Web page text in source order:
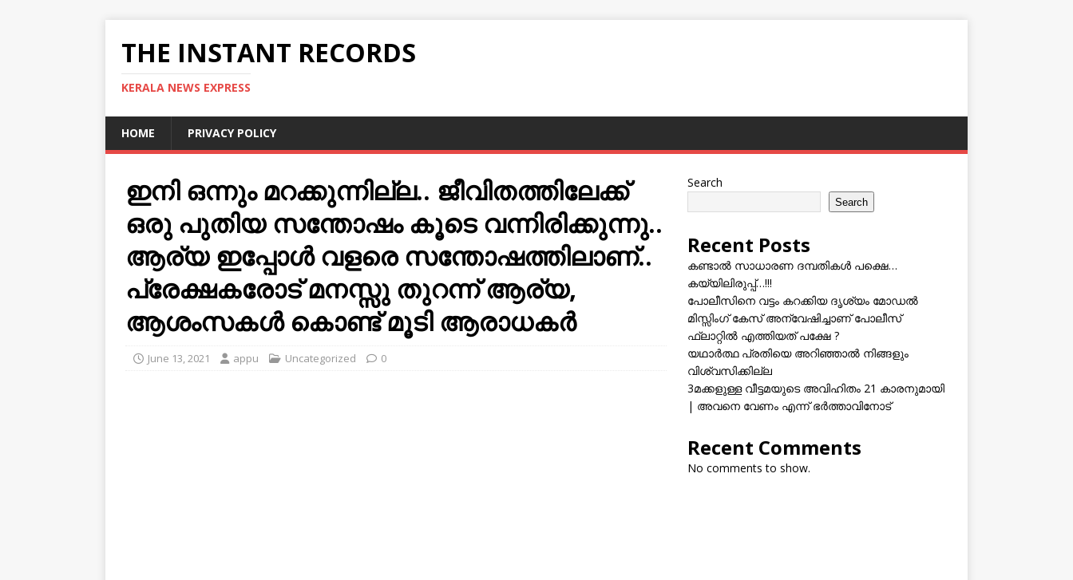
THE INSTANT RECORDS
KERALA NEWS EXPRESS
HOME PRIVACY POLICY
ഇനി ഒന്നും മറക്കുന്നില്ല.. ജീവിതത്തിലേക്ക്
ഒരു പുതിയ സന്തോഷം കൂടെ വന്നിരിക്കുന്നു..
ആര്യ ഇപ്പോള്‍ വളരെ സന്തോഷത്തിലാണ്..
പ്രേക്ഷകരോട് മനസ്സു തുറന്ന് ആര്യ,
ആശംസകൾ കൊണ്ട് മൂടി ആരാധകര്‍
June 13, 2021 appu Uncategorized 0
Search
Search
Recent Posts
കണ്ടാൽ സാധാരണ ദമ്പതികൾ പക്ഷെ…
കയ്യിലിരുപ്പ്…!!!
പോലീസിനെ വട്ടം കറക്കിയ ദൃശ്യം മോഡല്‍
മിസ്സിംഗ് കേസ് അന്വേഷിച്ചാണ് പോലീസ്
ഫ്ലാറ്റിൽ എത്തിയത് പക്ഷേ ?
യഥാർത്ഥ പ്രതിയെ അറിഞ്ഞാൽ നിങ്ങളും
വിശ്വസിക്കില്ല
3മക്കളുള്ള വീട്ടമയുടെ അവിഹിതം 21 കാരനുമായി
| അവനെ വേണം എന്ന് ഭർത്താവിനോട്
Recent Comments
No comments to show.